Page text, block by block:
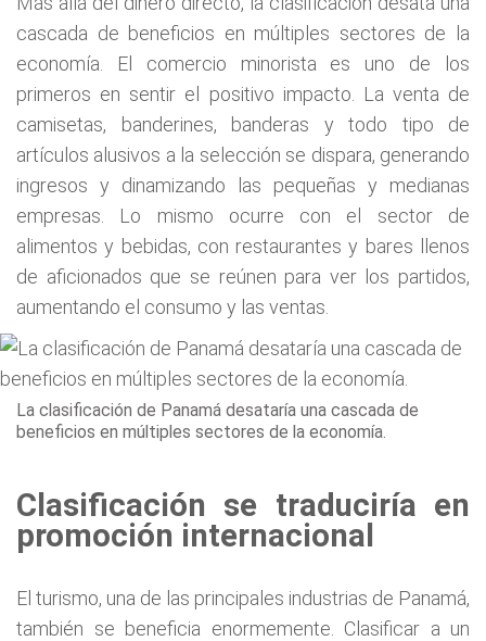
cascada de beneficios en múltiples sectores de la
economía. El comercio minorista es uno de los
primeros en sentir el positivo impacto. La venta de
camisetas, banderines, banderas y todo tipo de
artículos alusivos a la selección se dispara, generando
ingresos y dinamizando las pequeñas y medianas
empresas. Lo mismo ocurre con el sector de
alimentos y bebidas, con restaurantes y bares llenos
de aficionados que se reúnen para ver los partidos,
aumentando el consumo y las ventas.
La clasificación de Panamá desataría una cascada de
beneficios en múltiples sectores de la economía.
Clasificación se traduciría en
promoción internacional
El turismo, una de las principales industrias de Panamá,
también se beneficia enormemente. Clasificar a un